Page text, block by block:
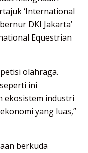
‘International
DKI Jakarta’
Equestrian
olahraga.
ini
ekosistem industri
yang luas,”
berkuda